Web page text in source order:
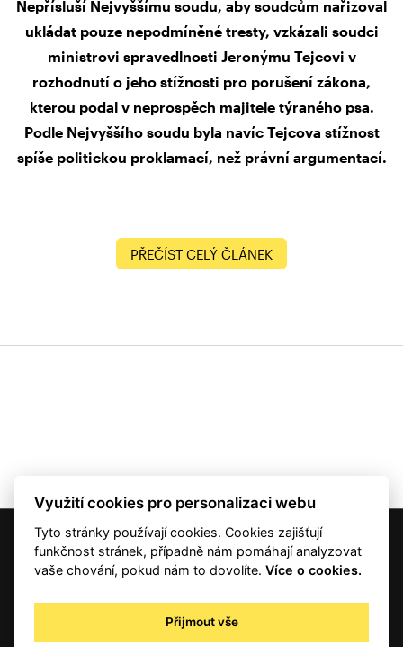
Nepřísluší Nejvyššímu soudu, aby soudcům nařizoval
ukládat pouze nepodmíněné tresty, vzkázali soudci
ministrovi spravedlnosti Jeronýmu Tejcovi v
rozhodnutí o jeho stížnosti pro porušení zákona,
kterou podal v neprospěch majitele týraného psa.
Podle Nejvyššího soudu byla navíc Tejcova stížnost
spíše politickou proklamací, než právní argumentací.
PŘEČÍST CELÝ ČLÁNEK
© 2001 — 2026 Copyright CMI News a dodavatelé obsahu. |
Autorská práva
Zpracování osobních údajů - registrovaní a předplatitelé
Využití cookies pro personalizaci webu
Tyto stránky používají cookies. Cookies zajišťují
funkčnost stránek, případně nám pomáhají analyzovat
vaše chování, pokud nám to dovolíte.Více o cookies.
Přijmout vše